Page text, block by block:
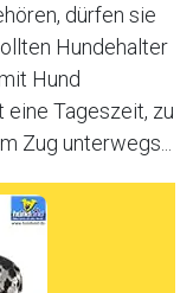
dürfen sie
Hundehalter
Hund
eine Tageszeit, zu
Zug unterwegs...